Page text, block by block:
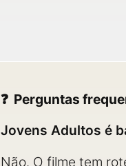
Perguntas
Jovens Adultos é
Não. O filme tem